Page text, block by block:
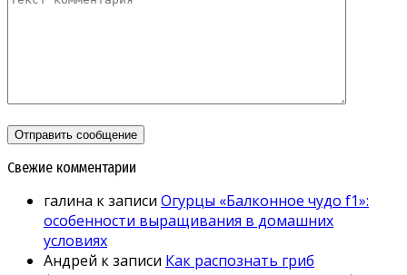
Свежие комментарии
галина к записи Огурцы «Балконное чудо f1»:
особенности выращивания в домашних
условиях
Андрей к записи Как распознать гриб